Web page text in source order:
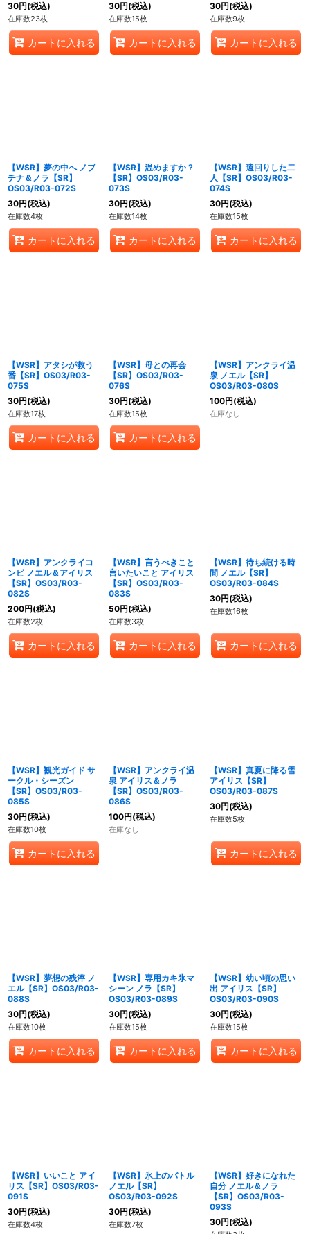
30円(税込)
在庫数23枚
カートに入れる
30円(税込)
在庫数15枚
カートに入れる
30円(税込)
在庫数9枚
カートに入れる
【WSR】夢の中へ ノブ
チナ＆ノラ【SR】
OS03/R03-072S
30円(税込)
在庫数4枚
カートに入れる
【WSR】温めますか？
【SR】OS03/R03-
073S
30円(税込)
在庫数14枚
カートに入れる
【WSR】遠回りした二
人【SR】OS03/R03-
074S
30円(税込)
在庫数15枚
カートに入れる
【WSR】アタシが救う
番【SR】OS03/R03-
075S
30円(税込)
在庫数17枚
カートに入れる
【WSR】母との再会
【SR】OS03/R03-
076S
30円(税込)
在庫数15枚
カートに入れる
【WSR】アンクライ温
泉 ノエル【SR】
OS03/R03-080S
100円(税込)
在庫なし
【WSR】アンクライコ
ンビ ノエル＆アイリス
【SR】OS03/R03-
082S
200円(税込)
在庫数2枚
カートに入れる
【WSR】言うべきこと
言いたいこと アイリス
【SR】OS03/R03-
083S
50円(税込)
在庫数3枚
カートに入れる
【WSR】待ち続ける時
間 ノエル【SR】
OS03/R03-084S
30円(税込)
在庫数16枚
カートに入れる
【WSR】観光ガイド サ
ークル・シーズン
【SR】OS03/R03-
085S
30円(税込)
在庫数10枚
カートに入れる
【WSR】アンクライ温
泉 アイリス＆ノラ
【SR】OS03/R03-
086S
100円(税込)
在庫なし
【WSR】真夏に降る雪
アイリス【SR】
OS03/R03-087S
30円(税込)
在庫数5枚
カートに入れる
【WSR】夢想の残滓 ノ
エル【SR】OS03/R03-
088S
30円(税込)
在庫数10枚
カートに入れる
【WSR】専用カキ氷マ
シーン ノラ【SR】
OS03/R03-089S
30円(税込)
在庫数15枚
カートに入れる
【WSR】幼い頃の思い
出 アイリス【SR】
OS03/R03-090S
30円(税込)
在庫数15枚
カートに入れる
【WSR】いいこと アイ
リス【SR】OS03/R03-
091S
30円(税込)
在庫数4枚
【WSR】氷上のバトル
ノエル【SR】
OS03/R03-092S
30円(税込)
在庫数7枚
【WSR】好きになれた
自分 ノエル＆ノラ
【SR】OS03/R03-
093S
30円(税込)